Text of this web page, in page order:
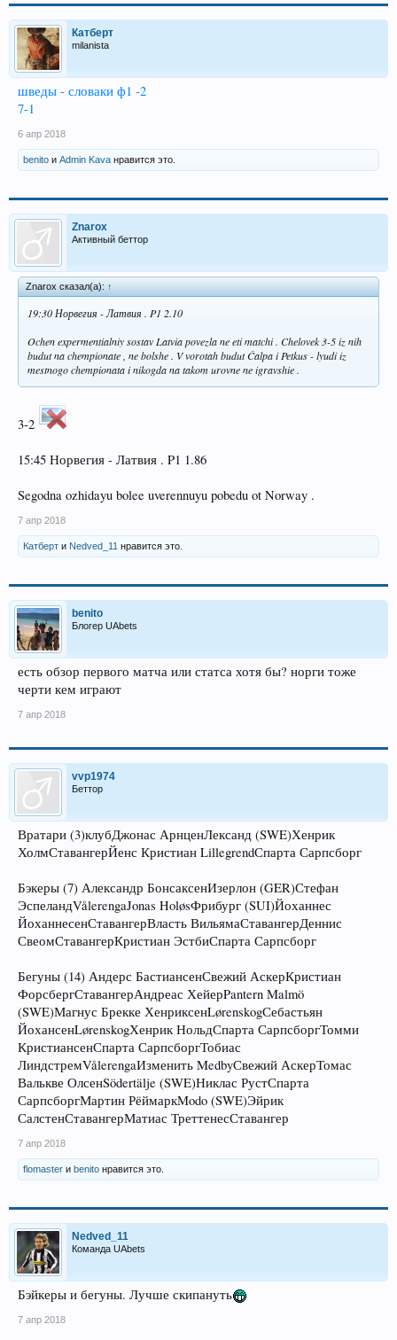
Катберт
milanista
шведы - словаки ф1 -2
7-1
6 апр 2018
benito и Admin Kava нравится это.
Znarox
Активный беттор
Znarox сказал(а): ↑
19:30 Норвегия - Латвия . P1 2.10
Ochen expermentialniy sostav Latvia povezla ne eti matchi . Chelovek 3-5 iz nih
budut na chempionate , ne bolshe . V vorotah budut Čalpa i Petkus - lyudi iz
mestnogo chempionata i nikogda na takom urovne ne igravshie .
3-2
15:45 Норвегия - Латвия . P1 1.86
Segodna ozhidayu bolee uverennuyu pobedu ot Norway .
7 апр 2018
Катберт и Nedved_11 нравится это.
benito
Блогер UAbets
есть обзор первого матча или статса хотя бы? норги тоже
черти кем играют
7 апр 2018
vvp1974
Беттор
Вратари (3)клубДжонас АрнценЛександ (SWE)Хенрик
ХолмСтавангерЙенс Кристиан LillegrendСпарта Сарпсборг
Бэкеры (7) Александр БонсаксенИзерлон (GER)Стефан
ЭспеландVålerengaJonas HoløsФрибург (SUI)Йоханнес
ЙоханнесенСтавангерВласть ВильямаСтавангерДеннис
СвеомСтавангерКристиан ЭстбиСпарта Сарпсборг
Бегуны (14) Андерс БастиансенСвежий АскерКристиан
ФорсбергСтавангерАндреас ХейерPantern Malmö
(SWE)Магнус Брекке ХенриксенLørenskogСебастьян
ЙохансенLørenskogХенрик НольдСпарта СарпсборгТомми
КристиансенСпарта СарпсборгТобиас
ЛиндстремVålerengaИзменить MedbyСвежий АскерТомас
Валькве ОлсенSödertälje (SWE)Никлас РустСпарта
СарпсборгМартин РёймаркModo (SWE)Эйрик
СалстенСтавангерМатиас ТреттенесСтавангер
7 апр 2018
flomaster и benito нравится это.
Nedved_11
Команда UAbets
Бэйкеры и бегуны. Лучше скипануть
7 апр 2018